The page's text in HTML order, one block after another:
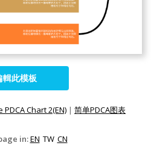
輯此模板
PDCA Chart 2(EN) | 简单PDCA图表
in:EN TW CN